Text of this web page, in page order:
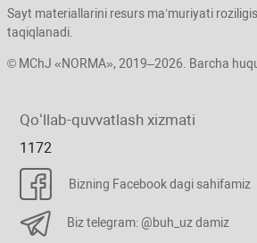
Sayt materiallarini resurs ma’muriyati
taqiqlanadi.
© MChJ «NORMA», 2019–2026. Barcha
Qoʻllab-quvvatlash хizmati
1172
Bizning Facebook dagi sahifamiz
Biz telegram: @buh_uz damiz